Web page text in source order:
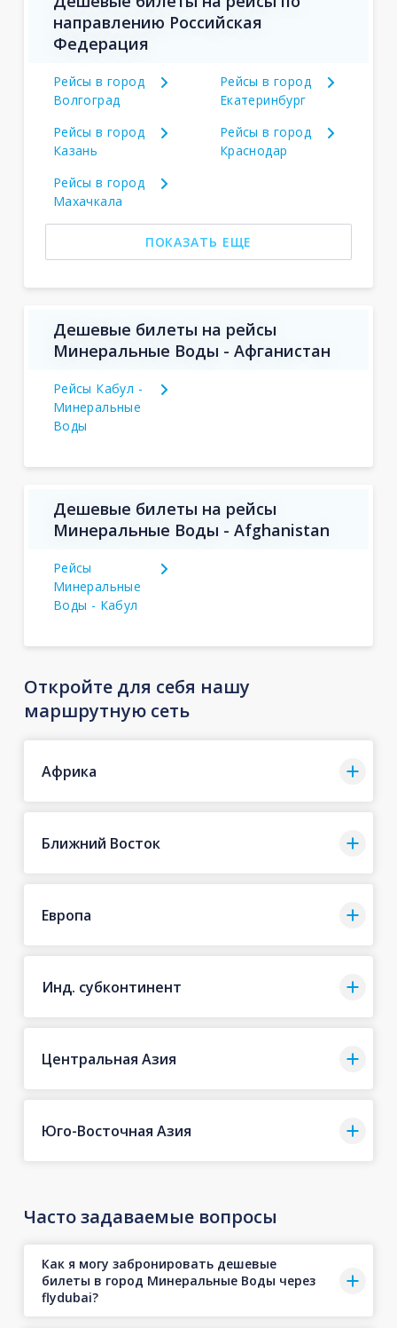
направлению Российская
Федерация
Рейсы в город
Волгоград
Рейсы в город
Екатеринбург
Рейсы в город
Казань
Рейсы в город
Краснодар
Рейсы в город
Махачкала
ПОКАЗАТЬ ЕЩЕ
Дешевые билеты на рейсы
Минеральные Воды - Афганистан
Рейсы Кабул -
Минеральные
Воды
Дешевые билеты на рейсы
Минеральные Воды - Afghanistan
Рейсы
Минеральные
Воды - Кабул
Откройте для себя нашу
маршрутную сеть
Африка
Ближний Восток
Европа
Инд. субконтинент
Центральная Азия
Юго-Восточная Азия
Часто задаваемые вопросы
Как я могу забронировать дешевые
билеты в город Минеральные Воды через
flydubai?